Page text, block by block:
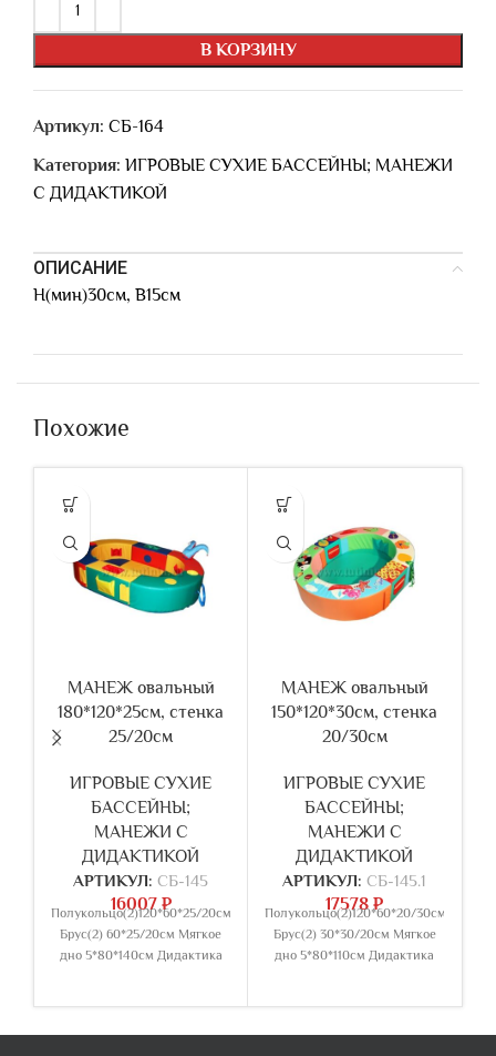
В КОРЗИНУ
Артикул: СБ-164
Категория: ИГРОВЫЕ СУХИЕ БАССЕЙНЫ; МАНЕЖИ
С ДИДАКТИКОЙ
ОПИСАНИЕ
Н(мин)30см, В15см
Похожие
МАНЕЖ овальный
180*120*25см, стенка
25/20см
ИГРОВЫЕ СУХИЕ
БАССЕЙНЫ;
МАНЕЖИ С
ДИДАКТИКОЙ
АРТИКУЛ: СБ-145
16007₽
Полукольцо(2)120*60*25/20см
Брус(2) 60*25/20см Мягкое
дно 5*80*140см Дидактика
МАНЕЖ овальный
150*120*30см, стенка
20/30см
ИГРОВЫЕ СУХИЕ
БАССЕЙНЫ;
МАНЕЖИ С
ДИДАКТИКОЙ
АРТИКУЛ: СБ-145.1
17578₽
Полукольцо(2)120*60*20/30см
Брус(2) 30*30/20см Мягкое
дно 5*80*110см Дидактика